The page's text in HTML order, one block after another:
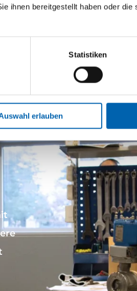
ihnen bereitgestellt haben oder
Statistiken
erlauben